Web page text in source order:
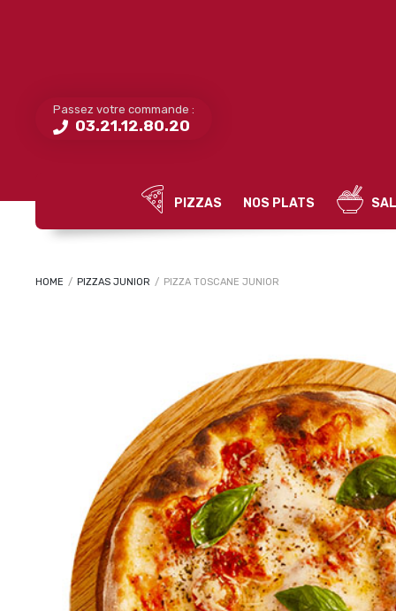
Passez votre commande :
03.21.12.80.20
PIZZAS NOS PLATS
HOME / PIZZAS JUNIOR / PIZZA TOSCANE JUNIOR